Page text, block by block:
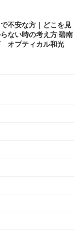
不安な方｜どこを見
ない時の考え方|碧南
オプティカル和光